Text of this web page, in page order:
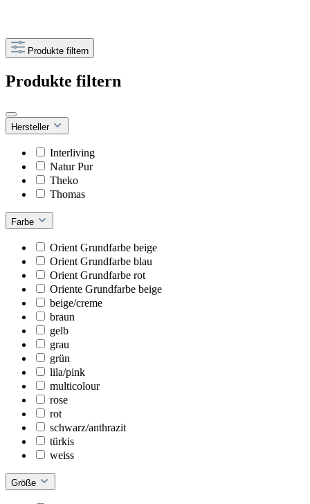
Produkte filtern
Produkte filtern
Hersteller
Interliving
Natur Pur
Theko
Thomas
Farbe
Orient Grundfarbe beige
Orient Grundfarbe blau
Orient Grundfarbe rot
Oriente Grundfarbe beige
beige/creme
braun
gelb
grau
grün
lila/pink
multicolour
rose
rot
schwarz/anthrazit
türkis
weiss
Größe